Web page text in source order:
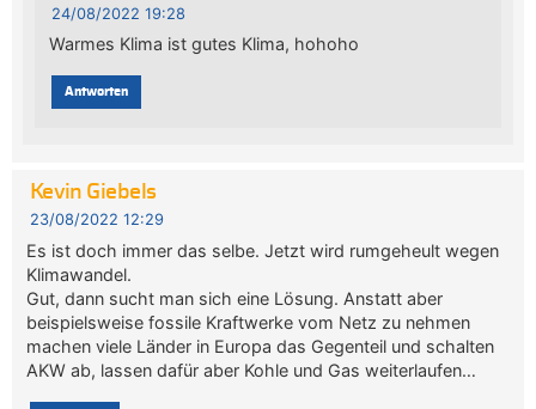
24/08/2022 19:28
Warmes Klima ist gutes Klima, hohoho
Antworten
Kevin Giebels
23/08/2022 12:29
Es ist doch immer das selbe. Jetzt wird rumgeheult wegen
Klimawandel.
Gut, dann sucht man sich eine Lösung. Anstatt aber
beispielsweise fossile Kraftwerke vom Netz zu nehmen
machen viele Länder in Europa das Gegenteil und schalten
AKW ab, lassen dafür aber Kohle und Gas weiterlaufen…